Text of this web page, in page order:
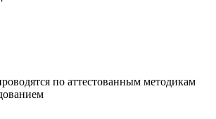
по аттестованным методикам